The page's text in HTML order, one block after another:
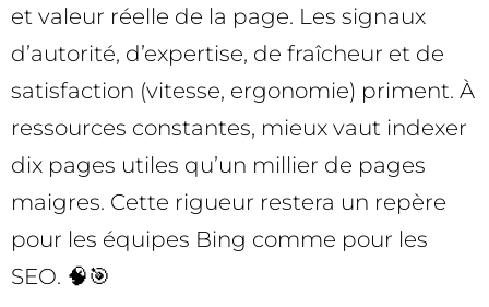
et valeur réelle de la page. Les signaux
d’autorité, d’expertise, de fraîcheur et de
satisfaction (vitesse, ergonomie) priment. À
ressources constantes, mieux vaut indexer
dix pages utiles qu’un millier de pages
maigres. Cette rigueur restera un repère
pour les équipes Bing comme pour les
SEO. 🧠🎯